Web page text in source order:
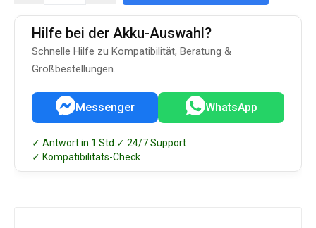
Hilfe bei der Akku-Auswahl?
Schnelle Hilfe zu Kompatibilität, Beratung &
Großbestellungen.
Messenger WhatsApp
✓ Antwort in 1 Std. ✓ 24/7 Support
✓ Kompatibilitäts-Check